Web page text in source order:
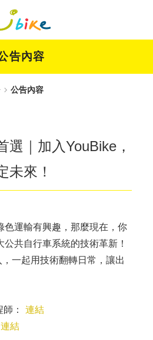
告內容
公告內容
選｜加入YouBike，
未來！
色運輸有興趣，那麼現在，你
共自行車系統的技術革新！
一起用技術翻轉日常，讓出
：
連結
連結